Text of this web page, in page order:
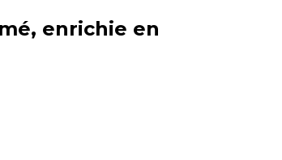
enrichie en